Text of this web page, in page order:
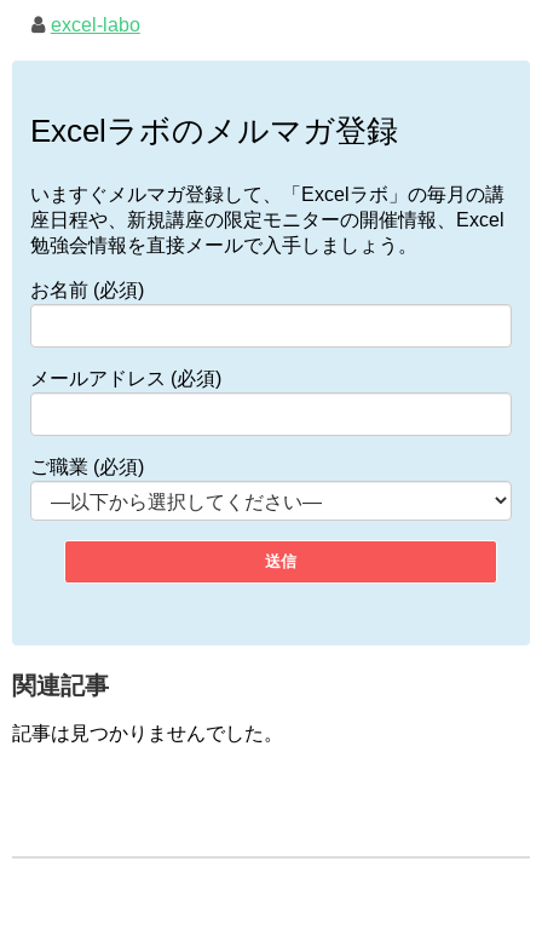
excel-labo
Excelラボのメルマガ登録
いますぐメルマガ登録して、「Excelラボ」の毎月の講
座日程や、新規講座の限定モニターの開催情報、Excel
勉強会情報を直接メールで入手しましょう。
お名前 (必須)
メールアドレス (必須)
ご職業 (必須)
関連記事
記事は見つかりませんでした。